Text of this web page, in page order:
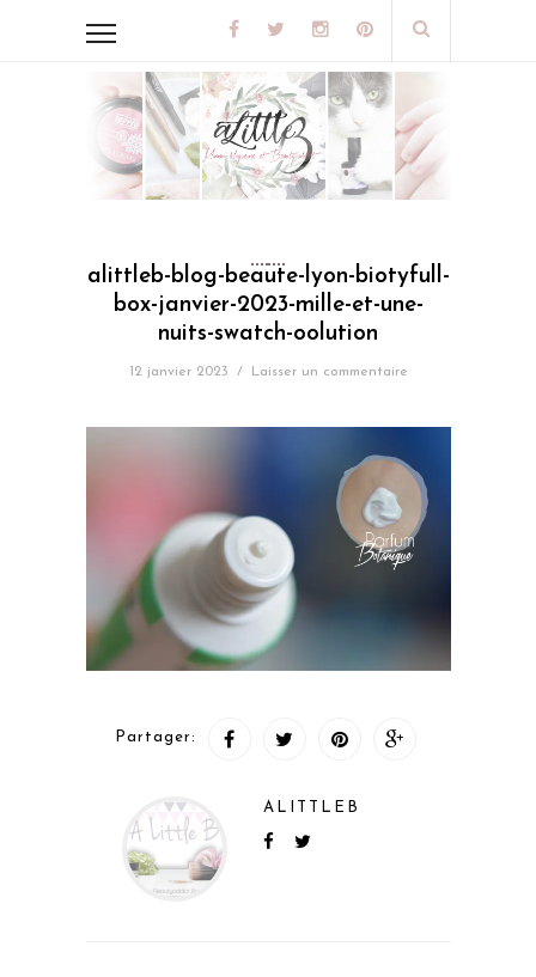
alittleb-blog-beaute-lyon-biotyfull-
box-janvier-2023-mille-et-une-
nuits-swatch-oolution
12 janvier 2023 / Laisser un commentaire
Partager:
ALITTLEB